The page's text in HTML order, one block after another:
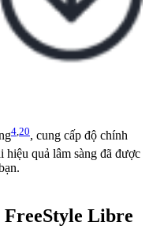
4,20, cung cấp độ chính
hiệu quả lâm sàng đã được
FreeStyle Libre